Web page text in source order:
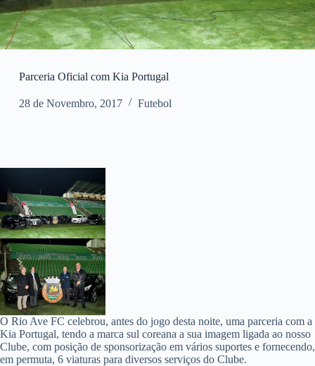
Parceria Oficial com Kia Portugal
28 de Novembro, 2017 Futebol
O Rio Ave FC celebrou, antes do jogo desta noite, uma parceria com a
Kia Portugal, tendo a marca sul coreana a sua imagem ligada ao nosso
Clube, com posição de sponsorização em vários suportes e fornecendo,
em permuta, 6 viaturas para diversos serviços do Clube.